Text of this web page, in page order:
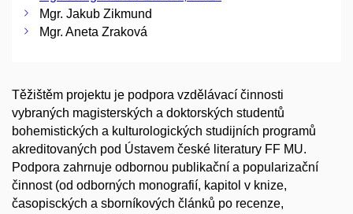
Mgr. Jakub Zikmund
Mgr. Aneta Zraková
Těžištěm projektu je podpora vzdělávací činnosti
vybraných magisterských a doktorských studentů
bohemistických a kulturologických studijních programů
akreditovaných pod Ústavem české literatury FF MU.
Podpora zahrnuje odbornou publikační a popularizační
činnost (od odborných monografií, kapitol v knize,
časopisckých a sborníkových článků po recenze,